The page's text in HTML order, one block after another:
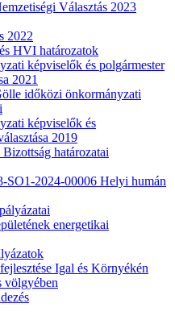
Választás 2023
2022
HVI határozatok
képviselők és polgármester
2021
időközi önkormányzati
képviselők és
2019
határozatai
SO1-2024-00006 Helyi humán
energetikai
Igal és Környékén
völgyében